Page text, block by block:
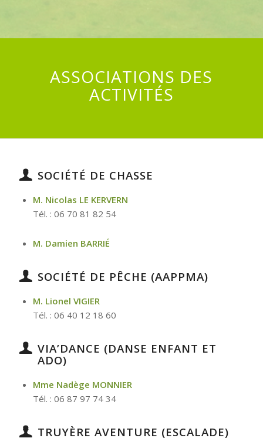
ASSOCIATIONS DES
ACTIVITÉS
SOCIÉTÉ DE CHASSE
M. Nicolas LE KERVERN
Tél. : 06 70 81 82 54
M. Damien BARRIÉ
SOCIÉTÉ DE PÊCHE (AAPPMA)
M. Lionel VIGIER
Tél. : 06 40 12 18 60
VIA’DANCE (DANSE ENFANT ET
ADO)
Mme Nadège MONNIER
Tél. : 06 87 97 74 34
TRUYÈRE AVENTURE (ESCALADE)